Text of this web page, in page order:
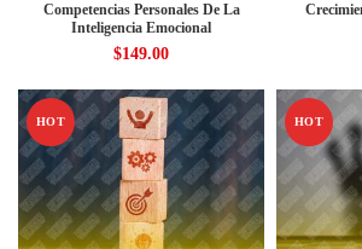
Competencias Personales De La
Inteligencia Emocional
$149.00
HOT HOT